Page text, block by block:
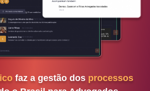
faz a gestão dos processos